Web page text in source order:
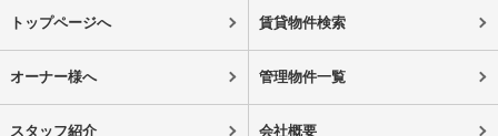
トップページへ 賃貸物件検索
オーナー様へ 管理物件一覧
スタッフ紹介 会社概要